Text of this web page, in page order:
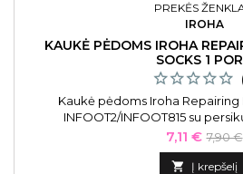
PREKĖS
IROHA
KAUKĖ PĖDOMS IROHA
SOCKS 1
Kaukė pėdoms Iroha
INFOOT2/INFOOT815 su
Kaina
7,11 € Bazinė
kaina
7,90 €
 Į krepšelį